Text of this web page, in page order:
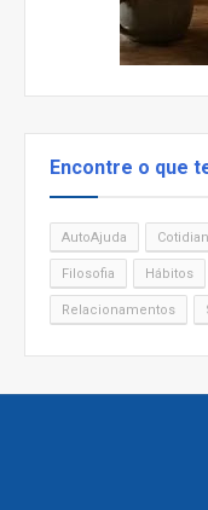
Encontre o que
AutoAjuda
Filosofia Hábitos
Relacionamentos